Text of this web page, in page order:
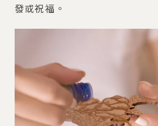
發或祝福。